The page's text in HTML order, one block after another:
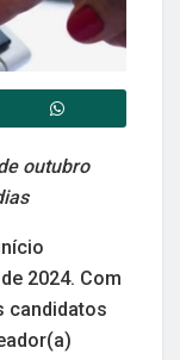
outubro
2024. Com
candidatos